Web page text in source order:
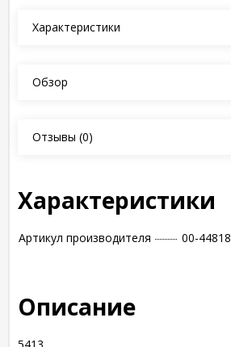
Характеристики
Обзор
Отзывы (0)
Характеристики
Артикул производителя 00-44818
Описание